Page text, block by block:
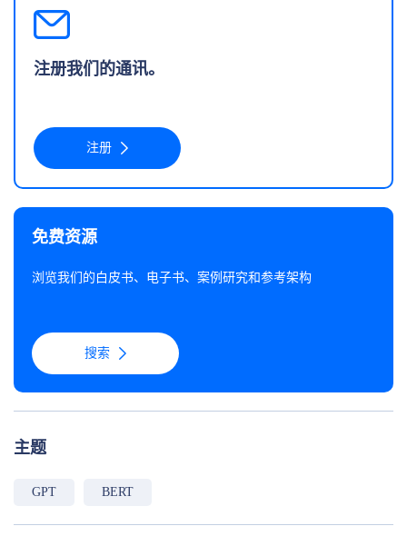
注册我们的通讯。
注册
免费资源
浏览我们的白皮书、电子书、案例研究和参考架构
搜索
主题
GPT BERT